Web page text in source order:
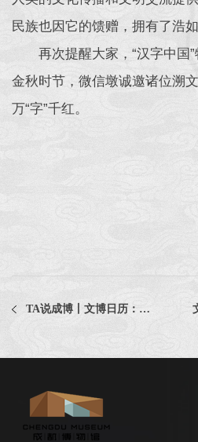
民族也因它的馈赠，拥有了浩
再次提醒大家，“汉字中国
金秋时节，微信墩诚邀诸位溯
万“字”千红。
TA说成博丨文博日历：来自五代时期的成都“豪华乐队”